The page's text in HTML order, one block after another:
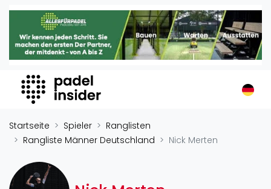
Padel Insider
Home
Organisationen
Buchungssysteme
Padel-Shops
Padel-Marken
Verschiedenes
Startseite Spieler
Ranglisten
Rangliste Männer Deutschland
Nick Merten